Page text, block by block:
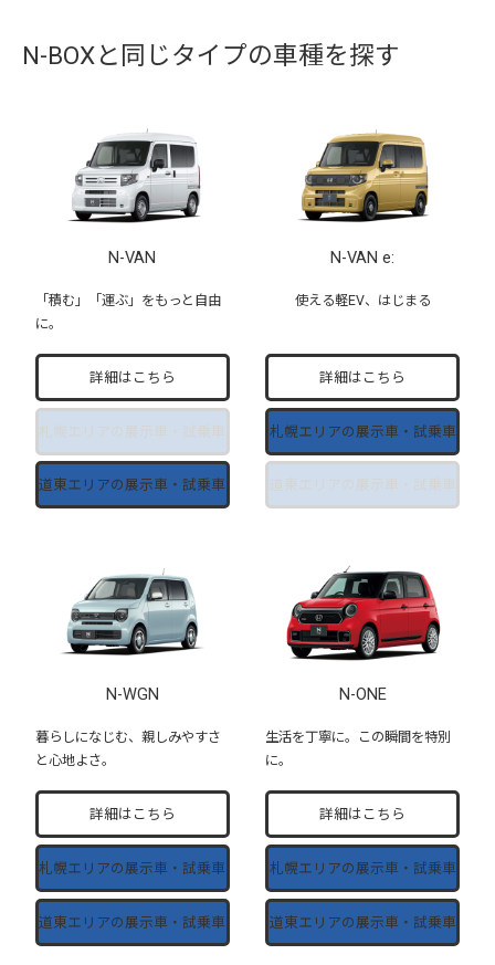
N-BOXと同じタイプの車種を探す
N-VAN
「積む」「運ぶ」をもっと自由
に。
詳細はこちら
道東エリアの展示車・試乗車
N-VAN e:
使える軽EV、はじまる
詳細はこちら
札幌エリアの 展示車・試乗車
N-WGN
暮らしになじむ、親しみやすさ
と心地よさ。
詳細はこちら
札幌エリアの 展示車・試乗車
道東エリアの 展示車・試乗車
N-ONE
生活を丁寧に。この瞬間を特別
に。
詳細はこちら
札幌エリアの 展示車・試乗車
道東エリアの 展示車・試乗車